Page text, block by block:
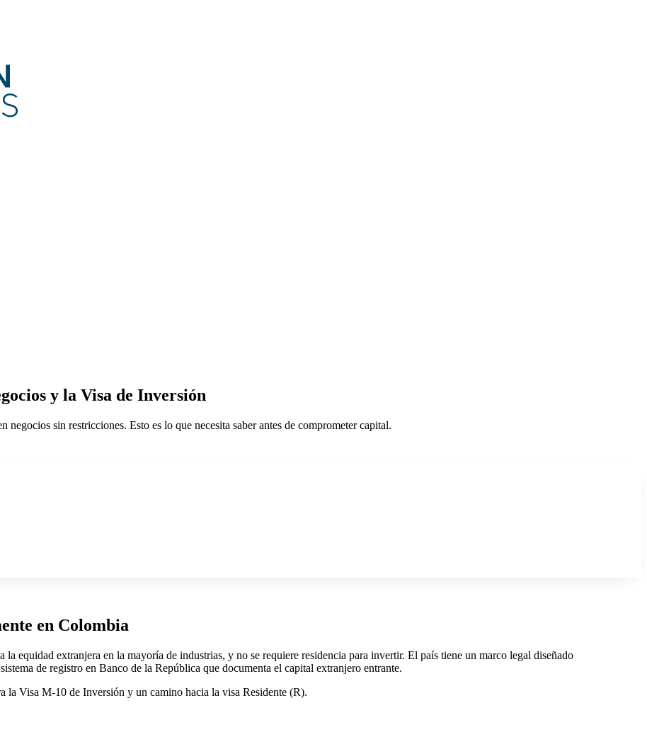
y la Visa de Inversión
sin restricciones. Esto es lo que necesita saber antes de comprometer capital.
en Colombia
equidad extranjera en la mayoría de industrias, y no se requiere residencia para invertir. El país tiene un marco legal diseñado
de registro en Banco de la República que documenta el capital extranjero entrante.
Visa M-10 de Inversión y un camino hacia la visa Residente (R).